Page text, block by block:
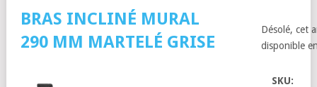
BRAS INCLINÉ MURAL
290 MM MARTELÉ GRISE
Désolé, cet
disponible
SKU: